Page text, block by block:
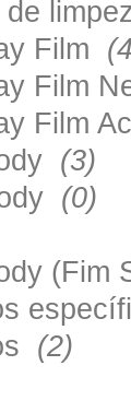
Film
Film
Film
(3)
(0)
(2)